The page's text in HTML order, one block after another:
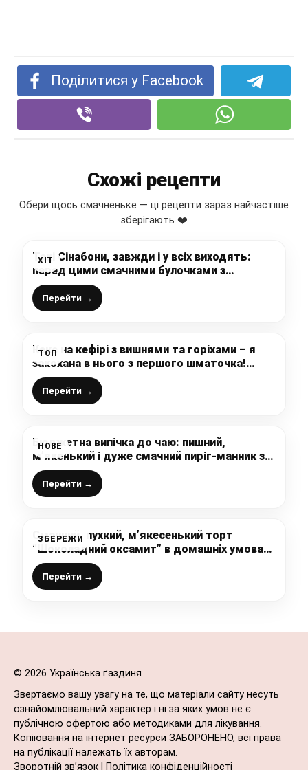
Поділитися у Facebook
Схожі рецепти
Обери щось смачненьке — ці рецепти зараз найчастіше
зберігають ❤️
ХІТ
Такі Сінабони, завжди і у всіх виходять:
перед цими смачними булочками з
яблуками встояти неможливо, до чаю чи
кави вони просто божественні
Перейти →
ТОП
Кекс на кефірі з вишнями та горіхами – я
закохана в нього з першого шматочка!
Смачний, пишний, пористий, а готується
дуже просто і швидко
Перейти →
НОВЕ
Бюджетна випічка до чаю: пишний,
м’якенький і дуже смачний пиріг-манник з
яблуками
Перейти →
ЗБЕРЕЖИ
Смачний, пухкий, м’якесенький торт
“Шоколадний оксамит” в домашніх умовах:
без розкачування і без духовки, ділюсь
швидким рецептом
Перейти →
© 2026 Українська ґаздиня
Звертаємо вашу увагу на те, що матеріали сайту несуть
ознайомлювальний характер і ні за яких умов не є
публічною офертою або методиками для лікування.
Копіювання на інтернет ресурси ЗАБОРОНЕНО, всі права
на публікації належать їх авторам.
Зворотній зв’язок
Політика конфіденційності